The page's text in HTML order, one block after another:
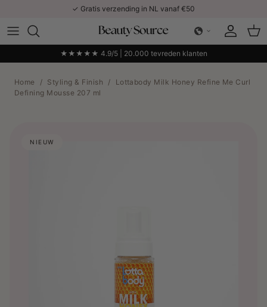
✓ Gratis verzending in NL vanaf €50
Account
★★★★★ 4.9/5 | 20.000 tevreden klanten
Home / Styling & Finish /
Lottabody Milk Honey Refine Me Curl
Defining Mousse 207 ml
NIEUW